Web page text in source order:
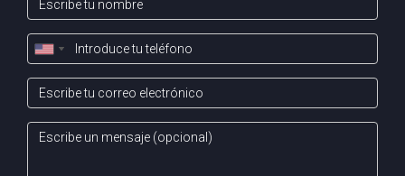
¿Cómo puedo contactar contigo si necesito
ayuda?
Puedes escribirme directamente y lo hablamos con
calma.
Habla con Arantza por Whatsapp